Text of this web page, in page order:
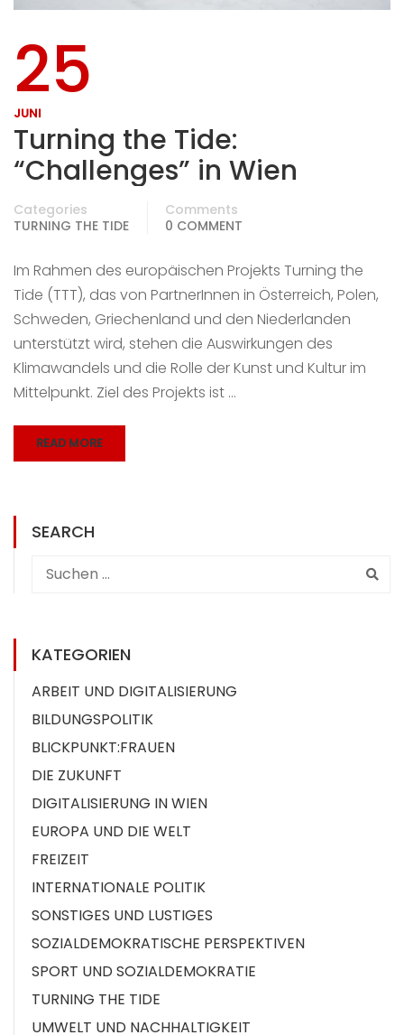
25
JUNI
Turning the Tide:
“Challenges” in Wien
Categories
TURNING THE TIDE
Comments
0 COMMENT
Im Rahmen des europäischen Projekts Turning the
Tide (TTT), das von PartnerInnen in Österreich, Polen,
Schweden, Griechenland und den Niederlanden
unterstützt wird, stehen die Auswirkungen des
Klimawandels und die Rolle der Kunst und Kultur im
Mittelpunkt. Ziel des Projekts ist …
READ MORE
SEARCH
KATEGORIEN
ARBEIT UND DIGITALISIERUNG
BILDUNGSPOLITIK
BLICKPUNKT:FRAUEN
DIE ZUKUNFT
DIGITALISIERUNG IN WIEN
EUROPA UND DIE WELT
FREIZEIT
INTERNATIONALE POLITIK
SONSTIGES UND LUSTIGES
SOZIALDEMOKRATISCHE PERSPEKTIVEN
SPORT UND SOZIALDEMOKRATIE
TURNING THE TIDE
UMWELT UND NACHHALTIGKEIT